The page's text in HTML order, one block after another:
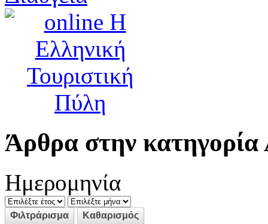
Άρθρα στην
Ημερομηνία